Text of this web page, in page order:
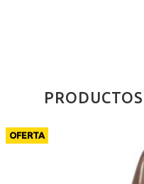
OFERTA